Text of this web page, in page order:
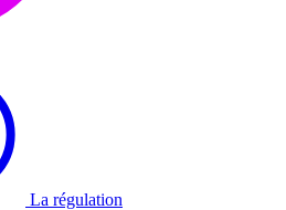
La régulation